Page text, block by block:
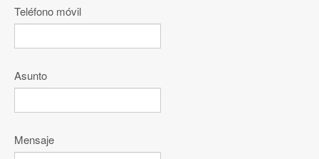
Teléfono móvil
Asunto
Mensaje